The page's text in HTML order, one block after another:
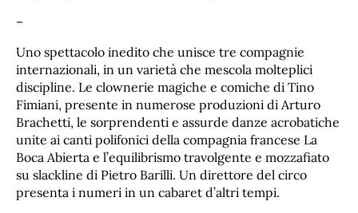
–
Uno spettacolo inedito che unisce tre compagnie
internazionali, in un varietà che mescola molteplici
discipline. Le clownerie magiche e comiche di Tino
Fimiani, presente in numerose produzioni di Arturo
Brachetti, le sorprendenti e assurde danze acrobatiche
unite ai canti polifonici della compagnia francese La
Boca Abierta e l’equilibrismo travolgente e mozzafiato
su slackline di Pietro Barilli. Un direttore del circo
presenta i numeri in un cabaret d’altri tempi.